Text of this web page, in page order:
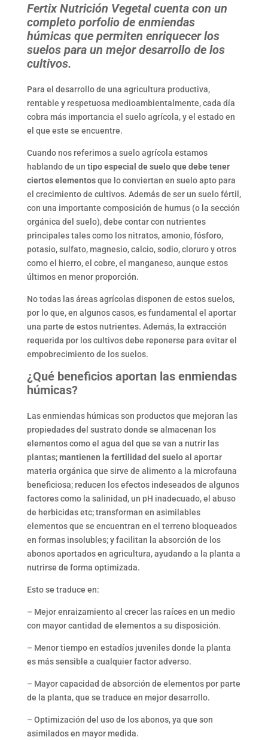
Fertix Nutrición Vegetal cuenta con un
completo porfolio de enmiendas
húmicas que permiten enriquecer los
suelos para un mejor desarrollo de los
cultivos.
Para el desarrollo de una agricultura productiva,
rentable y respetuosa medioambientalmente, cada día
cobra más importancia el suelo agrícola, y el estado en
el que este se encuentre.
Cuando nos referimos a suelo agrícola estamos
hablando de un tipo especial de suelo que debe tener
ciertos elementosque lo conviertan en suelo apto para
el crecimiento de cultivos. Además de ser un suelo fértil,
con una importante composición de humus (o la sección
orgánica del suelo), debe contar con nutrientes
principales tales como los nitratos, amonio, fósforo,
potasio, sulfato, magnesio, calcio, sodio, cloruro y otros
como el hierro, el cobre, el manganeso, aunque estos
últimos en menor proporción.
No todas las áreas agrícolas disponen de estos suelos,
por lo que, en algunos casos, es fundamental el aportar
una parte de estos nutrientes. Además, la extracción
requerida por los cultivos debe reponerse para evitar el
empobrecimiento de los suelos.
¿Qué beneficios aportan las enmiendas
húmicas?
Las enmiendas húmicas son productos que mejoran las
propiedades del sustrato donde se almacenan los
elementos como el agua del que se van a nutrir las
plantas;mantienen la fertilidad del sueloal aportar
materia orgánica que sirve de alimento a la microfauna
beneficiosa; reducen los efectos indeseados de algunos
factores como la salinidad, un pH inadecuado, el abuso
de herbicidas etc; transforman en asimilables
elementos que se encuentran en el terreno bloqueados
en formas insolubles; y facilitan la absorción de los
abonos aportados en agricultura, ayudando a la planta a
nutrirse de forma optimizada.
Esto se traduce en:
– Mejor enraizamiento al crecer las raíces en un medio
con mayor cantidad de elementos a su disposición.
– Menor tiempo en estadíos juveniles donde la planta
es más sensible a cualquier factor adverso.
– Mayor capacidad de absorción de elementos por parte
de la planta, que se traduce en mejor desarrollo.
– Optimización del uso de los abonos, ya que son
asimilados en mayor medida.